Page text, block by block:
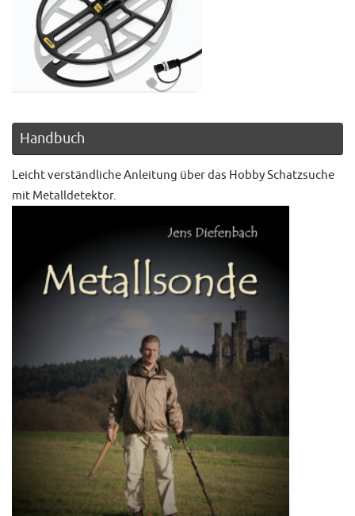
Handbuch
Leicht verständliche Anleitung über das Hobby Schatzsuche
mit Metalldetektor.